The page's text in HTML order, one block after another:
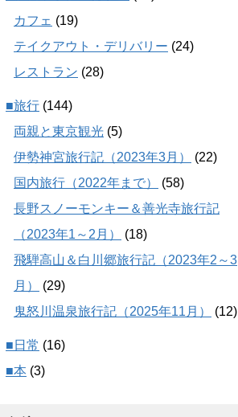
カフェ (19)
テイクアウト・デリバリー (24)
レストラン (28)
■旅行 (144)
両親と東京観光 (5)
伊勢神宮旅行記（2023年3月）
(22)
国内旅行（2022年まで）
(58)
長野スノーモンキー＆善光寺旅行記
（2023年1～2月）
(18)
飛騨高山＆白川郷旅行記（2023年2～3
月）
(29)
鬼怒川温泉旅行記（2025年11月）
(12)
■日常 (16)
■本 (3)